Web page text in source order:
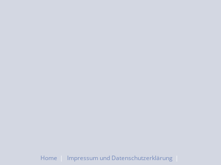
Home
Impressum und Datenschutzerklärung